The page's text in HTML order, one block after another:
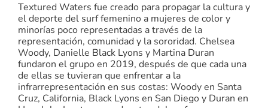
Textured Waters fue creado para propagar la cultura y
el deporte del surf femenino a mujeres de color y
minorías poco representadas a través de la
representación, comunidad y la sororidad. Chelsea
Woody, Danielle Black Lyons y Martina Duran
fundaron el grupo en 2019, después de que cada una
de ellas se tuvieran que enfrentar a la
infrarrepresentación en sus costas: Woody en Santa
Cruz, California, Black Lyons en San Diego y Duran en